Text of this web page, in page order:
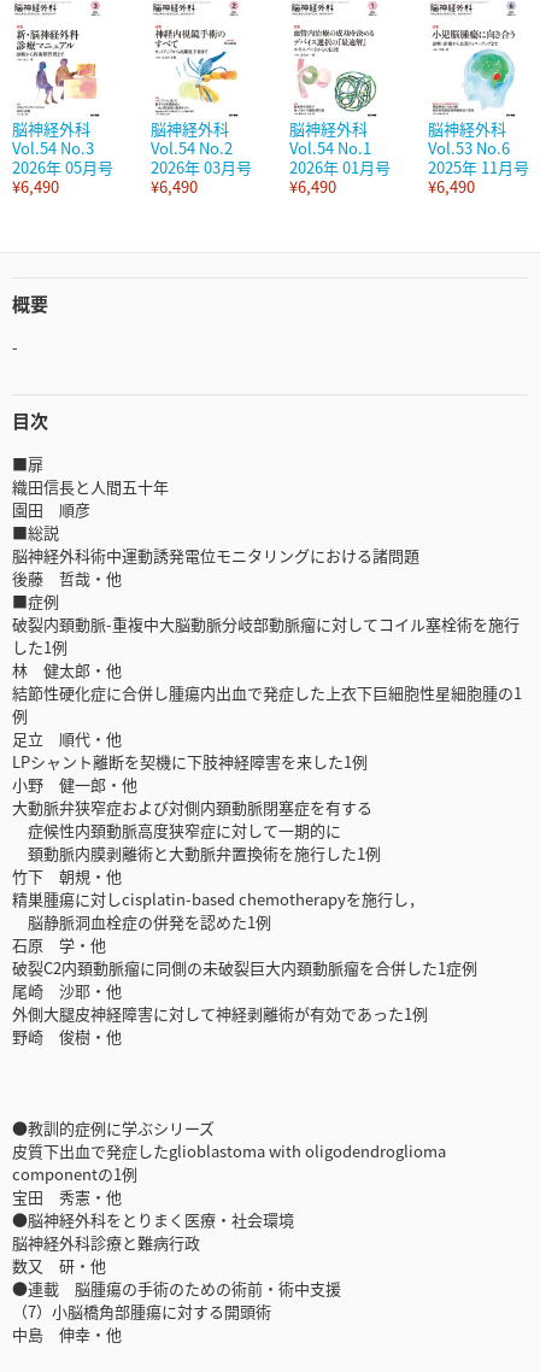
脳神経外科
Vol.54 No.3
2026年 05月号
¥6,490
脳神経外科
Vol.54 No.2
2026年 03月号
¥6,490
脳神経外科
Vol.54 No.1
2026年 01月号
¥6,490
脳神経外科
Vol.53 No.6
2025年 11月号
¥6,490
概要
-
目次
■扉
織田信長と人間五十年
園田 順彦
■総説
脳神経外科術中運動誘発電位モニタリングにおける諸問題
後藤 哲哉・他
■症例
破裂内頚動脈-重複中大脳動脈分岐部動脈瘤に対してコイル塞栓術を施行
した1例
林 健太郎・他
結節性硬化症に合併し腫瘍内出血で発症した上衣下巨細胞性星細胞腫の1
例
足立 順代・他
LPシャント離断を契機に下肢神経障害を来した1例
小野 健一郎・他
大動脈弁狭窄症および対側内頚動脈閉塞症を有する
症候性内頚動脈高度狭窄症に対して一期的に
頚動脈内膜剥離術と大動脈弁置換術を施行した1例
竹下 朝規・他
精巣腫瘍に対しcisplatin-based chemotherapyを施行し，
脳静脈洞血栓症の併発を認めた1例
石原 学・他
破裂C2内頚動脈瘤に同側の未破裂巨大内頚動脈瘤を合併した1症例
尾崎 沙耶・他
外側大腿皮神経障害に対して神経剥離術が有効であった1例
野崎 俊樹・他
●教訓的症例に学ぶシリーズ
皮質下出血で発症したglioblastoma with oligodendroglioma
componentの1例
宝田 秀憲・他
●脳神経外科をとりまく医療・社会環境
脳神経外科診療と難病行政
数又 研・他
●連載 脳腫瘍の手術のための術前・術中支援
（7）小脳橋角部腫瘍に対する開頭術
中島 伸幸・他